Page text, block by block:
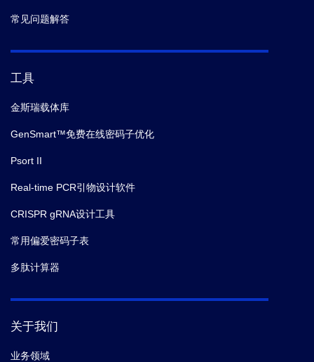
常见问题解答
工具
金斯瑞载体库
GenSmart™免费在线密码子优化
Psort II
Real-time PCR引物设计软件
CRISPR gRNA设计工具
常用偏爱密码子表
多肽计算器
关于我们
业务领域